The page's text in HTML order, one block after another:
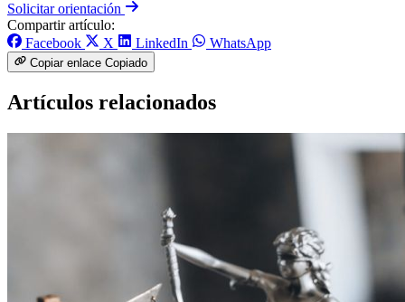
Solicitar orientación
Compartir artículo:
Facebook
X LinkedIn WhatsApp
Copiar enlace Copiado
Artículos relacionados